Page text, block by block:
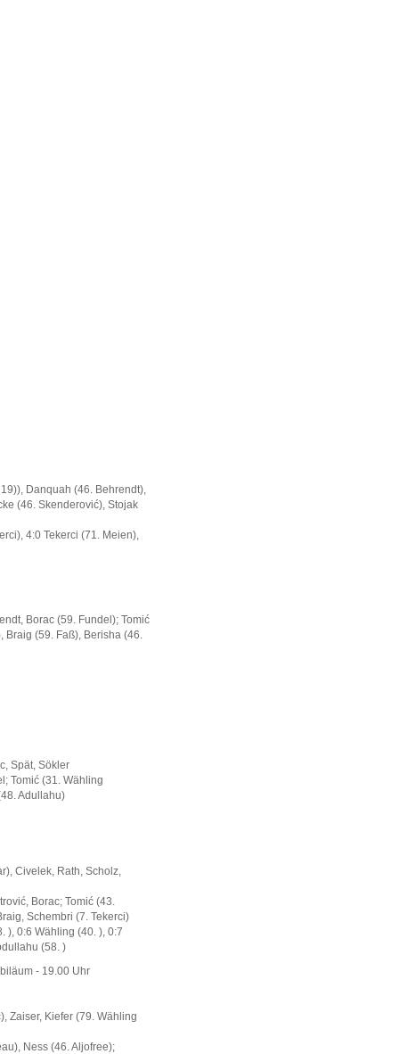
Danquah (46. Behrendt),
(46. Skenderović), Stojak
4:0 Tekerci (71. Meien),
Borac (59. Fundel); Tomić
Braig (59. Faß), Berisha (46.
Spät, Sökler
Tomić (31. Wähling
Adullahu)
Civelek, Rath, Scholz,
Borac; Tomić (43.
Schembri (7. Tekerci)
), 0:6 Wähling (40. ), 0:7
(58. )
- 19.00 Uhr
Zaiser, Kiefer (79. Wähling
Ness (46. Aljofree);